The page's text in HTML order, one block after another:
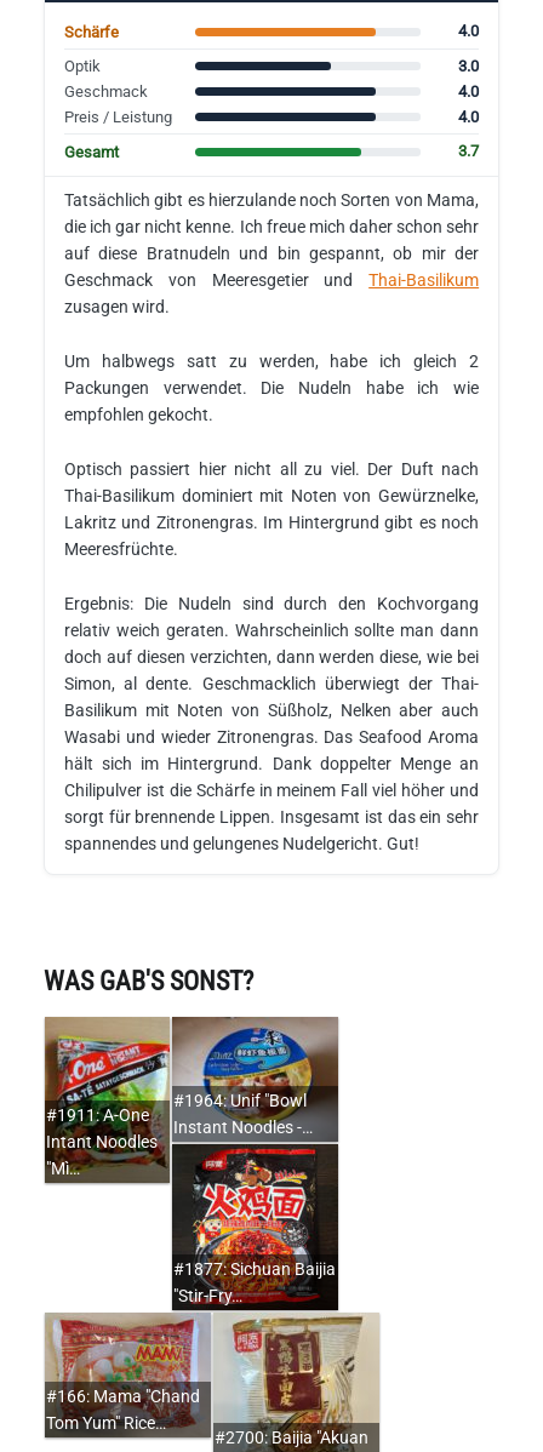
Schärfe
4.0
Optik
3.0
Geschmack
4.0
Preis / Leistung
4.0
Gesamt
3.7
Tatsächlich gibt es hierzulande noch Sorten von Mama,
die ich gar nicht kenne. Ich freue mich daher schon sehr
auf diese Bratnudeln und bin gespannt, ob mir der
Geschmack von Meeresgetier undThai-Basilikum
zusagen wird.
Um halbwegs satt zu werden, habe ich gleich 2
Packungen verwendet. Die Nudeln habe ich wie
empfohlen gekocht.
Optisch passiert hier nicht all zu viel. Der Duft nach
Thai-Basilikum dominiert mit Noten von Gewürznelke,
Lakritz und Zitronengras. Im Hintergrund gibt es noch
Meeresfrüchte.
Ergebnis: Die Nudeln sind durch den Kochvorgang
relativ weich geraten. Wahrscheinlich sollte man dann
doch auf diesen verzichten, dann werden diese, wie bei
Simon, al dente. Geschmacklich überwiegt der Thai-
Basilikum mit Noten von Süßholz, Nelken aber auch
Wasabi und wieder Zitronengras. Das Seafood Aroma
hält sich im Hintergrund. Dank doppelter Menge an
Chilipulver ist die Schärfe in meinem Fall viel höher und
sorgt für brennende Lippen. Insgesamt ist das ein sehr
spannendes und gelungenes Nudelgericht. Gut!
WAS GAB'S SONST?
#1911: A-One
Intant Noodles
"Mì…
#1964: Unif "Bowl
Instant Noodles -…
#1877: Sichuan Baijia
"Stir-Fry…
#166: Mama "Chand
Tom Yum" Rice…
#2700: Baijia "Akuan